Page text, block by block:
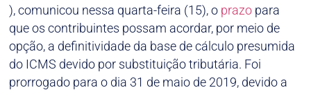
), comunicou nessa quarta-feira (15), o prazo para
que os contribuintes possam acordar, por meio de
opção, a definitividade da base de cálculo presumida
do ICMS devido por substituição tributária. Foi
prorrogado para o dia 31 de maio de 2019, devido a